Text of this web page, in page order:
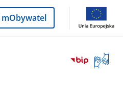
Logowanie
do
mObywatel
Otwórz
okno